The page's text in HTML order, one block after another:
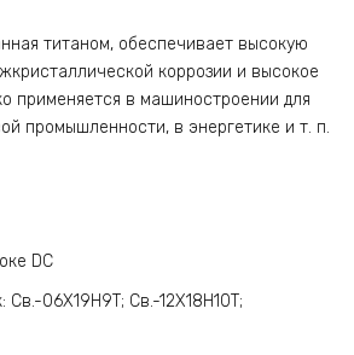
титаном, обеспечивает высокую
коррозии и высокое
применяется в машиностроении для
промышленности, в энергетике и т. п.
DC
Св.-06Х19Н9Т; Св.-12Х18Н10Т;